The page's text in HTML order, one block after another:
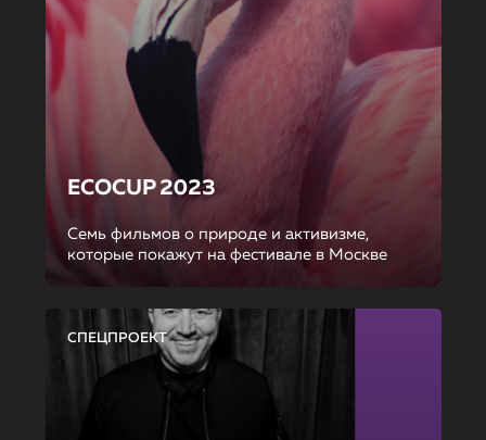
ECOCUP 2023
Семь фильмов о природе и активизме,
которые покажут на фестивале в Москве
СПЕЦПРОЕКТ